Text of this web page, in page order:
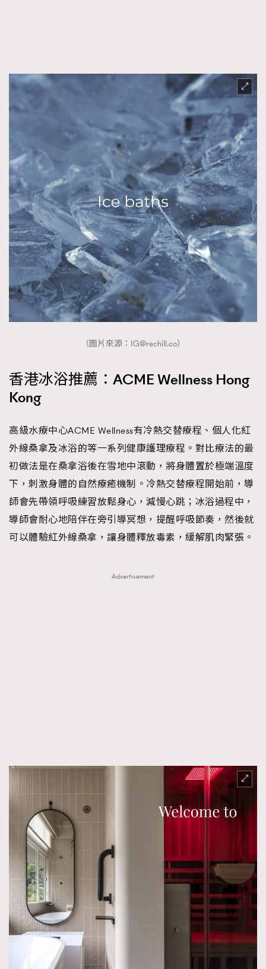
（圖片來源： IG@rechill.co）
香港冰浴推薦：ACME Wellness Hong
Kong
高級水療中心ACME Wellness有冷熱交替療程、個人化紅
外線桑拿及冰浴的等一系列健康護理療程。對比療法的最
初做法是在桑拿浴後在雪地中滾動，將身體置於極端溫度
下，刺激身體的自然療癒機制。冷熱交替療程開始前，導
師會先帶領呼吸練習放鬆身心，減慢心跳；冰浴過程中，
導師會耐心地陪伴在旁引導冥想，提醒呼吸節奏，然後就
可以體驗紅外線桑拿，讓身體釋放毒素，緩解肌肉緊張。
Advertisement